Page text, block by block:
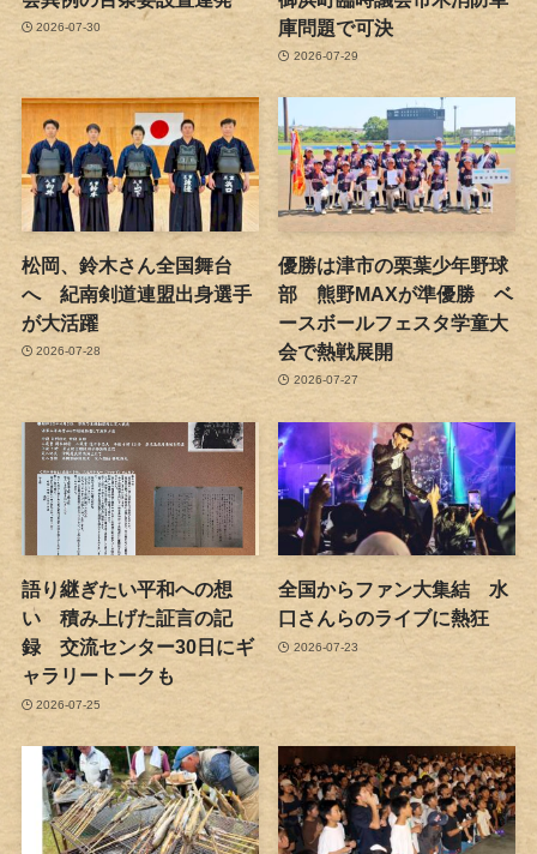
2026-07-30
庫問題で可決
2026-07-29
松岡、鈴木さん全国舞台
へ 紀南剣道連盟出身選手
が大活躍
2026-07-28
優勝は津市の栗葉少年野球
部 熊野MAXが準優勝 ベ
ースボールフェスタ学童大
会で熱戦展開
2026-07-27
語り継ぎたい平和への想
い 積み上げた証言の記
録 交流センター30日にギ
ャラリートークも
2026-07-25
全国からファン大集結 水
口さんらのライブに熱狂
2026-07-23